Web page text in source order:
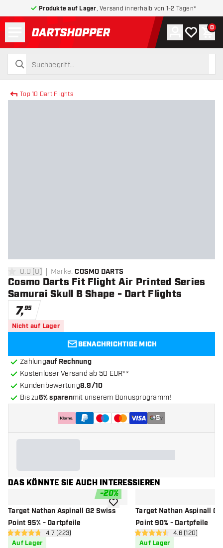
Produkte auf Lager , Versand innerhalb von 1-2 Tagen*
zurück zur Startseite
suchen
suchen
Konto
Meine 0
Top 10 Dart Flights
0 Bewertungssterne
0.0 [0] Marke: COSMO DARTS
Cosmo Darts Fit Flight Air Printed Series
Samurai Skull B Shape - Dart Flights
7,95
Nicht auf Lager
BENACHRICHTIGE MICH
Zahlungauf Rechnung
Kostenloser Versand ab 50 EUR**
Kundenbewertung8.9/10
Bis zu6% sparenmit unserem Bonusprogramm!
+5
DAS KÖNNTE SIE AUCH INTERESSIEREN
-20%
Target Nathan Aspinall G2 Swiss
Point 95% - Dartpfeile
Bewertungsbereich öffnen
4.7 Bewertungssterne
4.7 (223)
Auf Lager
Zur Wunschliste hinzufügen
Target Nathan Aspinall G1
Point 90% - Dartpfeile
4.6 Bewertungssterne
4.6 (120)
Auf Lager